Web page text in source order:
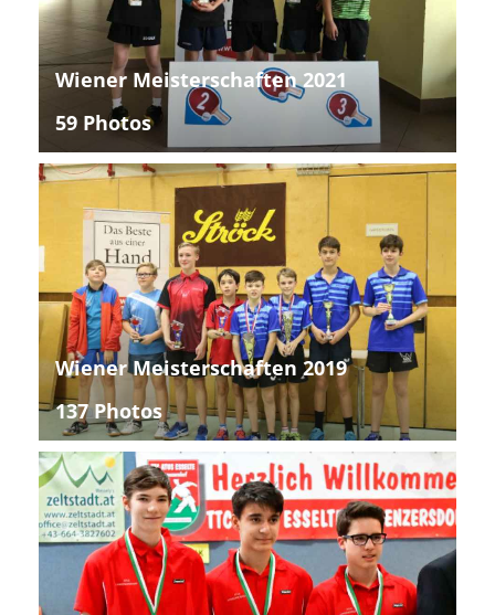
Wiener Meisterschaften 2021
59 Photos
Wiener Meisterschaften 2019
137 Photos